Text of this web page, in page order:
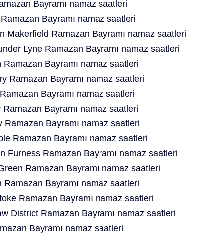
Bayramı namaz saatleri
Bayramı namaz saatleri
Makerfield Ramazan Bayramı namaz saatleri
Lyne Ramazan Bayramı namaz saatleri
Ramazan Bayramı namaz saatleri
Ramazan Bayramı namaz saatleri
Bayramı namaz saatleri
Ramazan Bayramı namaz saatleri
Ramazan Bayramı namaz saatleri
Ramazan Bayramı namaz saatleri
Furness Ramazan Bayramı namaz saatleri
Ramazan Bayramı namaz saatleri
Ramazan Bayramı namaz saatleri
Ramazan Bayramı namaz saatleri
District Ramazan Bayramı namaz saatleri
Bayramı namaz saatleri